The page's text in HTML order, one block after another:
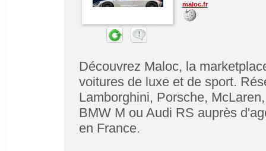
maloc.fr
Découvrez Maloc, la
voitures de luxe et de sport.
Lamborghini, Porsche,
BMW M ou Audi RS auprès
en France.